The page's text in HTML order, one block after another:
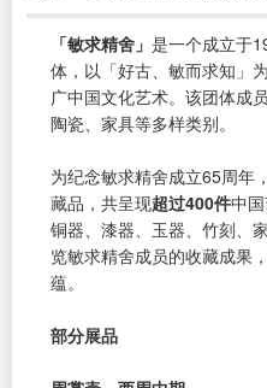
「敏求精舍」 是一个成立于
体，以「好古、敏而求知」
广中国文化艺术。该团体成
陶瓷、家具等多样类别。
为纪念敏求精舍成立65周年
藏品，共呈现超过400件中
铜器、漆器、玉器、竹刻、
览敏求精舍成员的收藏成果
蕴。
部分展品